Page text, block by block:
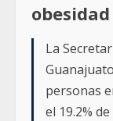
La
personas
el 19.2%